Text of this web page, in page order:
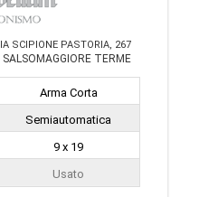
SCIPIONE PASTORIA, 267
TERME
Arma Corta
Semiautomatica
9 x 19
Usato